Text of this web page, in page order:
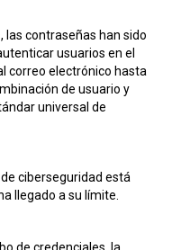
las contraseñas han sido
usuarios en el
correo electrónico hasta
de usuario y
universal de
ciberseguridad está
llegado a su límite.